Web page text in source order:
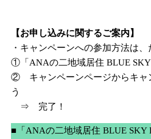
【お申し込みに関するご案内】
・キャンペーンへの参加方法は、
①「ANAの二地域居住 BLUE
② キャンペーンページからキャ
う
⇒ 完了！
■「ANAの二地域居住 BLUE SKY